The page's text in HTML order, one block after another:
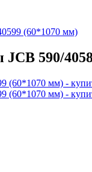
(60*1070 мм)
590/